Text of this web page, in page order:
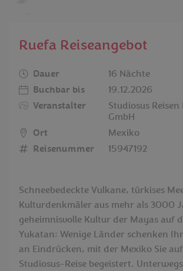
Schneebedeckte Vulkane, türkises
Kulturdenkmäler aus mehr als 3000
geheimnisvolle Kultur der Mayas auf
Yukatan: Wenige Länder schenken
an Eindrücken, mit der Mexiko Sie
Studiosus-Reise begeistert.
Ruefa Reiseangebot
Dauer 16 Nächte
Buchbar bis 19.12.2026
Veranstalter
Studiosus
GmbH
Ort Mexiko
Reisenummer 15947192